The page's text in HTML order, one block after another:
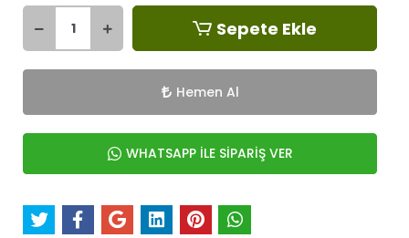
Sepete Ekle
Hemen Al
WHATSAPP İLE SİPARİŞ VER